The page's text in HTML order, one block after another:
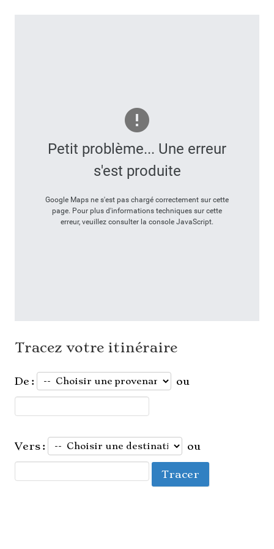
Petit problème... Une erreur
s'est produite
Google Maps ne s'est pas chargé correctement sur cette
page. Pour plus d'informations techniques sur cette
erreur, veuillez consulter la console JavaScript.
Tracez votre itinéraire
De : ou
Vers : ou